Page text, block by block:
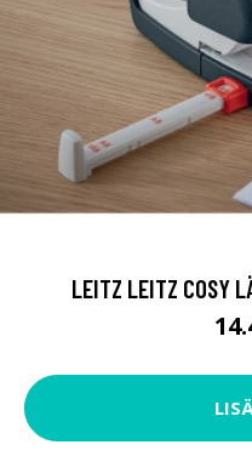
LEITZ LEITZ COSY